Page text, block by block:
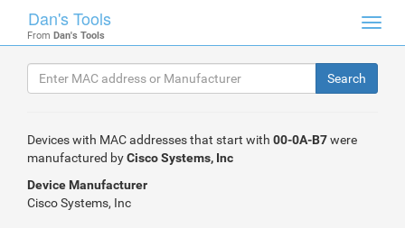
Dan's Tools
From Dan's Tools
Devices with MAC addresses that start with 00-0A-B7were
manufactured byCisco Systems, Inc
Device Manufacturer
Cisco Systems, Inc